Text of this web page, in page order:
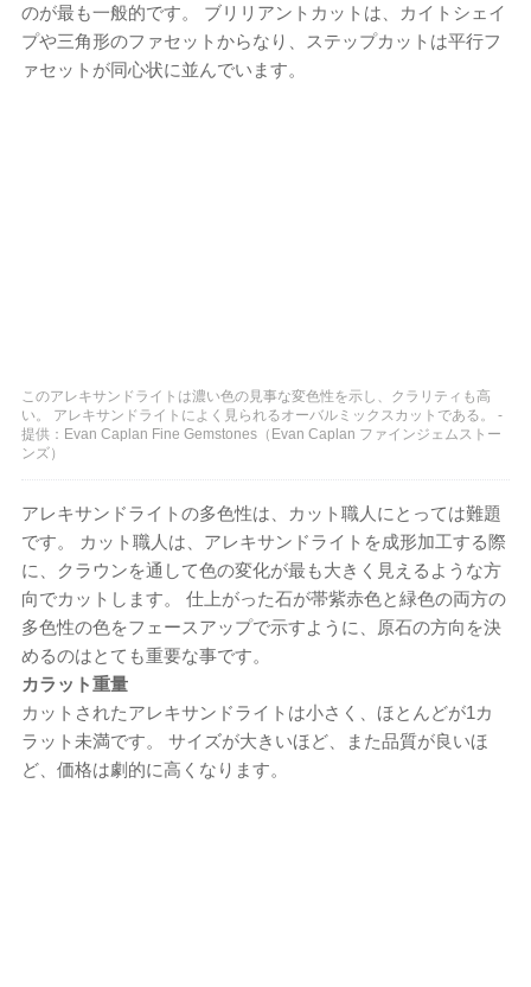
のが最も一般的です。 ブリリアントカットは、カイトシェイ
プや三角形のファセットからなり、ステップカットは平行フ
ァセットが同心状に並んでいます。
このアレキサンドライトは濃い色の見事な変色性を示し、クラリティも高
い。 アレキサンドライトによく見られるオーバルミックスカットである。 -
提供：Evan Caplan Fine Gemstones（Evan Caplan ファインジェムストー
ンズ）
アレキサンドライトの多色性は、カット職人にとっては難題
です。 カット職人は、アレキサンドライトを成形加工する際
に、クラウンを通して色の変化が最も大きく見えるような方
向でカットします。 仕上がった石が帯紫赤色と緑色の両方の
多色性の色をフェースアップで示すように、原石の方向を決
めるのはとても重要な事です。
カラット重量
カットされたアレキサンドライトは小さく、ほとんどが1カ
ラット未満です。 サイズが大きいほど、また品質が良いほ
ど、価格は劇的に高くなります。